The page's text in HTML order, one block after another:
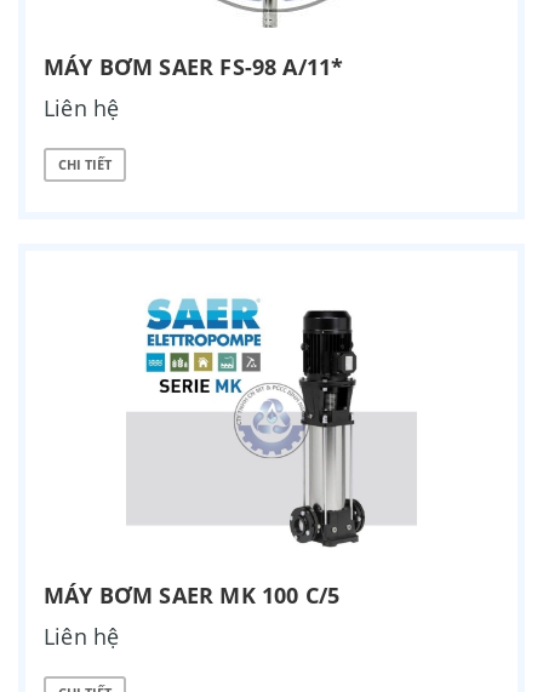
MÁY BƠM SAER FS-98 A/11*
Liên hệ
CHI TIẾT
MÁY BƠM SAER MK 100 C/5
Liên hệ